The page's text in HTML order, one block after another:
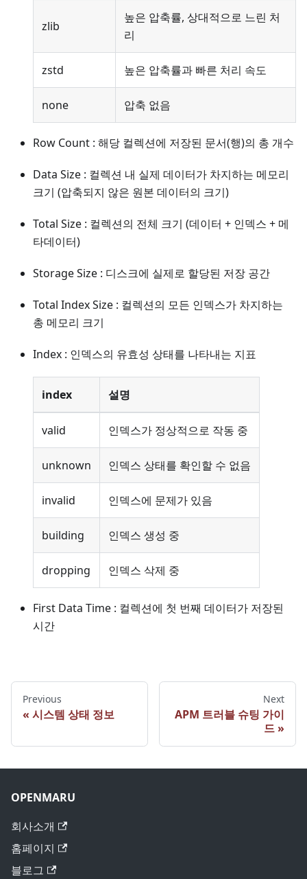
zlib
높은 압축률, 상대적으로 느린 처
리
zstd 높은 압축률과 빠른 처리 속도
none 압축 없음
Row Count : 해당 컬렉션에 저장된 문서(행)의 총 개수
Data Size : 컬렉션 내 실제 데이터가 차지하는 메모리
크기 (압축되지 않은 원본 데이터의 크기)
Total Size : 컬렉션의 전체 크기 (데이터 + 인덱스 + 메
타데이터)
Storage Size : 디스크에 실제로 할당된 저장 공간
Total Index Size : 컬렉션의 모든 인덱스가 차지하는
총 메모리 크기
Index : 인덱스의 유효성 상태를 나타내는 지표
index 설명
valid 인덱스가 정상적으로 작동 중
unknown 인덱스 상태를 확인할 수 없음
invalid 인덱스에 문제가 있음
building 인덱스 생성 중
dropping 인덱스 삭제 중
First Data Time : 컬렉션에 첫 번째 데이터가 저장된
시간
Previous
시스템 상태 정보
Next
APM 트러블 슈팅 가이
드
OPENMARU
회사소개
홈페이지
블로그